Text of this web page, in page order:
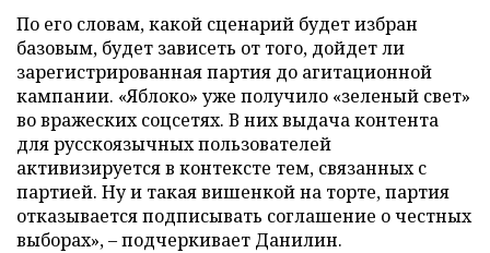
По его словам, какой сценарий будет избран
базовым, будет зависеть от того, дойдет ли
зарегистрированная партия до агитационной
кампании. «Яблоко» уже получило «зеленый свет»
во вражеских соцсетях. В них выдача контента
для русскоязычных пользователей
активизируется в контексте тем, связанных с
партией. Ну и такая вишенкой на торте, партия
отказывается подписывать соглашение о честных
выборах», – подчеркивает Данилин.